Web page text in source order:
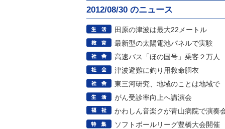
2012/08/30 のニュース
田原の津波は最大22メートル
最新型の太陽電池パネルで実験
高速バス「ほの国号」乗客２万人
津波避難に釣り用救命胴衣
東三河研究、地域のことは地域で
がん受診率向上へ講演会
かわしん音楽クが青山病院で演奏
ソフトボールリーグ豊橋大会開催